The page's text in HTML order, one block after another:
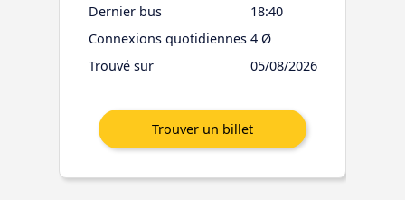
Dernier bus
18:40
Connexions quotidiennes 4 Ø
Trouvé sur
05/08/2026